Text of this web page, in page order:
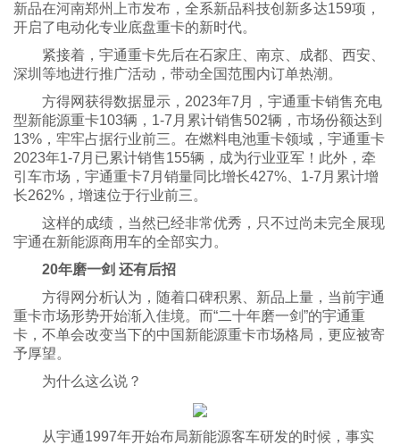
新品在河南郑州上市发布，全系新品科技创新多达159项，
开启了电动化专业底盘重卡的新时代。
紧接着，宇通重卡先后在石家庄、南京、成都、西安、
深圳等地进行推广活动，带动全国范围内订单热潮。
方得网获得数据显示，2023年7月，宇通重卡销售充电
型新能源重卡103辆，1-7月累计销售502辆，市场份额达到
13%，牢牢占据行业前三。在燃料电池重卡领域，宇通重卡
2023年1-7月已累计销售155辆，成为行业亚军！此外，牵
引车市场，宇通重卡7月销量同比增长427%、1-7月累计增
长262%，增速位于行业前三。
这样的成绩，当然已经非常优秀，只不过尚未完全展现
宇通在新能源商用车的全部实力。
20年磨一剑 还有后招
方得网分析认为，随着口碑积累、新品上量，当前宇通
重卡市场形势开始渐入佳境。而“二十年磨一剑”的宇通重
卡，不单会改变当下的中国新能源重卡市场格局，更应被寄
予厚望。
为什么这么说？
从宇通1997年开始布局新能源客车研发的时候，事实